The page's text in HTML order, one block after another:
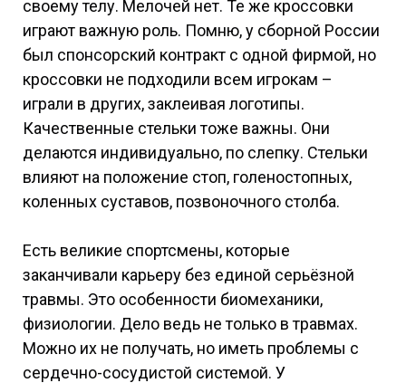
своему телу. Мелочей нет. Те же кроссовки
играют важную роль. Помню, у сборной России
был спонсорский контракт с одной фирмой, но
кроссовки не подходили всем игрокам –
играли в других, заклеивая логотипы.
Качественные стельки тоже важны. Они
делаются индивидуально, по слепку. Стельки
влияют на положение стоп, голеностопных,
коленных суставов, позвоночного столба.
Есть великие спортсмены, которые
заканчивали карьеру без единой серьёзной
травмы. Это особенности биомеханики,
физиологии. Дело ведь не только в травмах.
Можно их не получать, но иметь проблемы с
сердечно-сосудистой системой. У